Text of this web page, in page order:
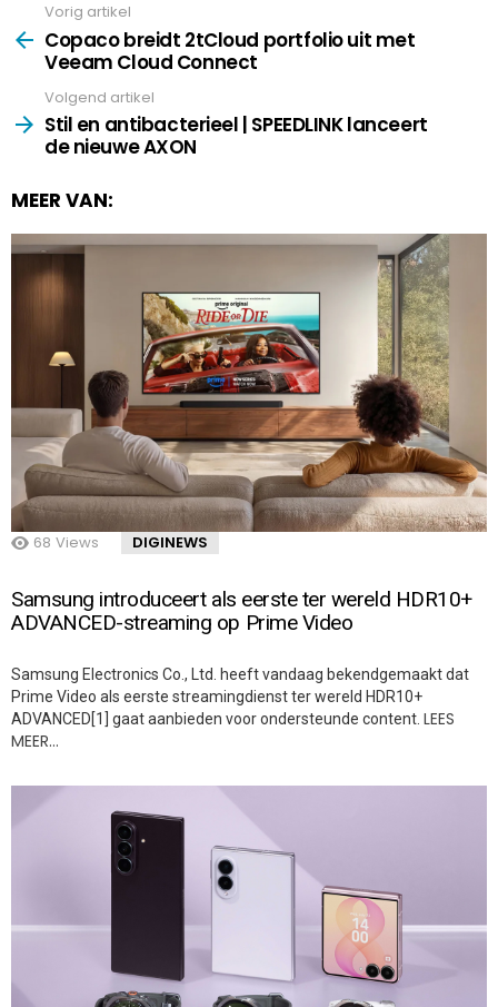
more
Vorig artikel
Copaco breidt 2tCloud portfolio uit met
Veeam Cloud Connect
Volgend artikel
Stil en antibacterieel | SPEEDLINK lanceert
de nieuwe AXON
MEER VAN:
68 Views DIGINEWS
Samsung introduceert als eerste ter wereld HDR10+
ADVANCED-streaming op Prime Video
Samsung Electronics Co., Ltd. heeft vandaag bekendgemaakt dat
Prime Video als eerste streamingdienst ter wereld HDR10+
ADVANCED[1] gaat aanbieden voor ondersteunde content. LEES
MEER…